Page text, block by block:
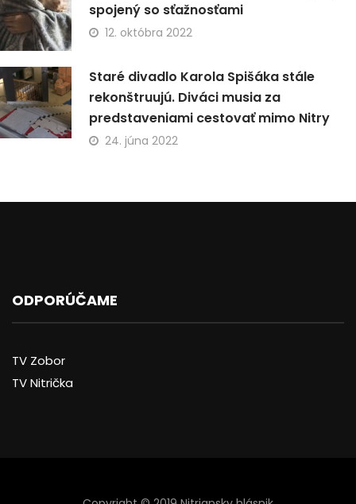
spojený so sťažnosťami
12. októbra 2022
Staré divadlo Karola Spišáka stále
rekonštruujú. Diváci musia za
predstaveniami cestovať mimo Nitry
24. júna 2022
ODPORÚČAME
TV Zobor
TV Nitrička